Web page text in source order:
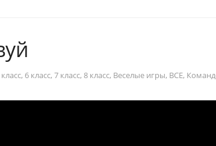
, 6 класс, 7 класс, 8 класс, Веселые игры, ВСЕ,